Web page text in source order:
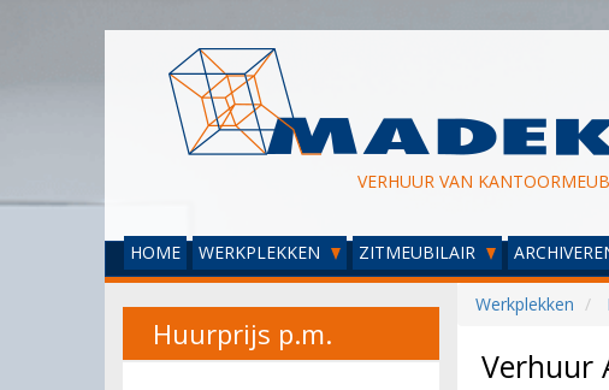
VERHUUR VAN
HOME WERKPLEKKEN ZITMEUBILAIR
Werkplekken
Verhuur
Huurprijs p.m.